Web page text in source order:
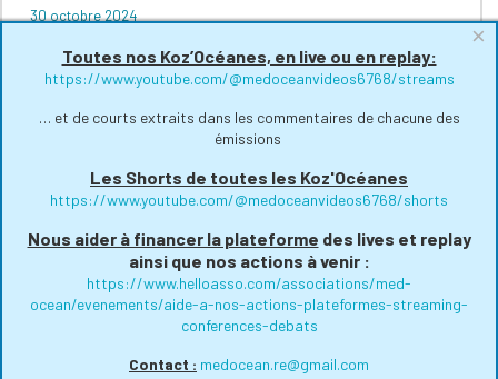
30 octobre 2024
Méd'Oceanes reprennent https://www.medocean.re/actions/med-
oceanes Échanges entre public et experts, en toute simplicité et
Lire la suite
pour qui » ?
...
12 ème Med'Oceane : Alertes aux Pertubateurs
×
Toutes nos Koz’Océanes, en live ou en replay:
https://www.youtube.com/@medoceanvideos6768/streams
… et de courts extraits dans les commentaires de chacune des
émissions
Les Shorts de toutes les Koz'Océanes
https://www.youtube.com/@medoceanvideos6768/shorts
Nous aider à financer la plateforme des lives et replay
ainsi que nos actions à venir :
https://www.helloasso.com/associations/med-
ocean/evenements/aide-a-nos-actions-plateformes-streaming-
conferences-debats
Contact : medocean.re@gmail.com